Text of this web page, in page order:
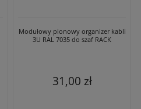
Modułowy pionowy organizer kabli
3U RAL 7035 do szaf RACK
31,00 zł